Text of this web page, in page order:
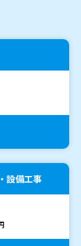
設備工事